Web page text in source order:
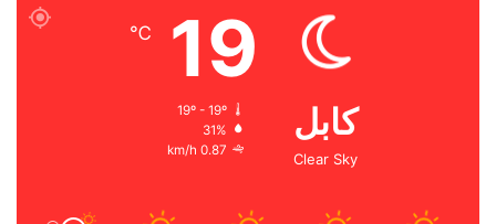
کابل
Clear Sky
19
℃
19º - 19º
31%
0.87 km/h